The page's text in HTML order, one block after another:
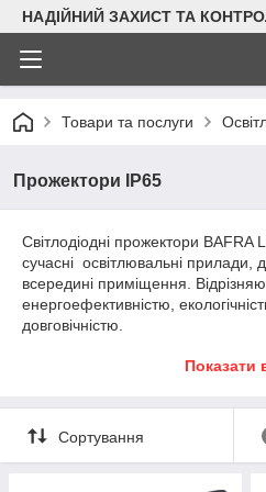
НАДІЙНИЙ ЗАХИСТ ТА
Товари та послуги
Прожектори IP65
Світлодіодні прожектори
сучасні освітлювальні прилади,
всередині приміщення.
енергоефективністю,
довговічністю.
промисловості, будівництві та ін.
У разі вибору прожектора
параметр визначає площу, яку
більша потужність, тим ширше і
світлодіодного прожектора. Для
Показати
Сортування